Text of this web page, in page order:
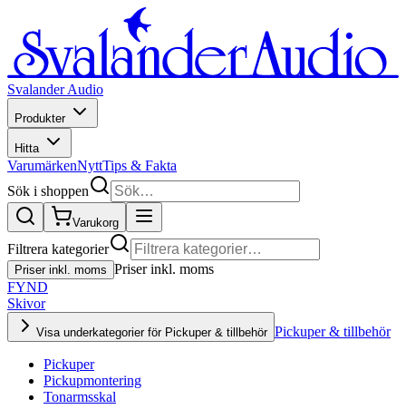
Svalander Audio
Produkter
Hitta
VarumärkenNyttTips & Fakta
Sök i shoppen
Varukorg
Filtrera kategorier
Priser inkl. moms Priser inkl. moms
FYND
Skivor
Visa underkategorier för Pickuper & tillbehör Pickuper & tillbehör
Pickuper
Pickupmontering
Tonarmsskal